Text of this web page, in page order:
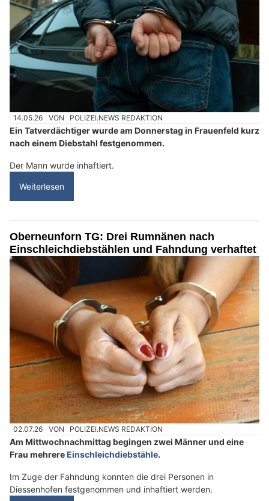
14.05.26 VON POLIZEI.NEWS REDAKTION
Ein Tatverdächtiger wurde am Donnerstag in Frauenfeld kurz
nach einem Diebstahl festgenommen.
Der Mann wurde inhaftiert.
Weiterlesen
Oberneunforn TG: Drei Rumnänen nach
Einschleichdiebstählen und Fahndung verhaftet
02.07.26 VON POLIZEI.NEWS REDAKTION
Am Mittwochnachmittag begingen zwei Männer und eine
Frau mehrereEinschleichdiebstähle.
Im Zuge der Fahndung konnten die drei Personen in
Diessenhofen festgenommen und inhaftiert werden.